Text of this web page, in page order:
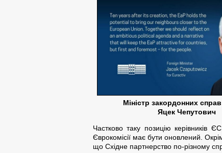
Міністр закордонних
Яцек Чепутович
Частково таку позицію керівників
Єврокомісії має бути оновлений.
що Східне партнерство по-різному